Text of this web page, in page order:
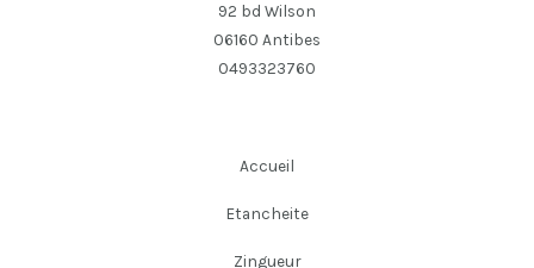
92 bd Wilson
06160 Antibes
0493323760
Accueil
Etancheite
Zingueur